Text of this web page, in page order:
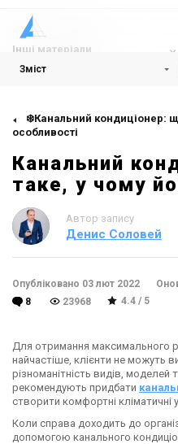
Інші матеріали
Зміст
❄️Канальний кондиціонер:
особливості
Канальний
таке, у чому
Автор запису
Денис Соловей
Опубліковано 03 лют 2022
8
23968 4.4 / 5
Для отримання максимального
найчастіше, клієнти не можуть
різноманітність видів, моделей
рекомендують придбати
створити комфортні кліматичні
Коли справа доходить до
допомогою канального